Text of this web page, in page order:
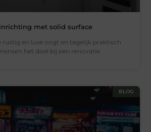
met solid surface
rustig en luxe oogt en tegelijk praktisch
het doel bij een renovatie.
BLOG